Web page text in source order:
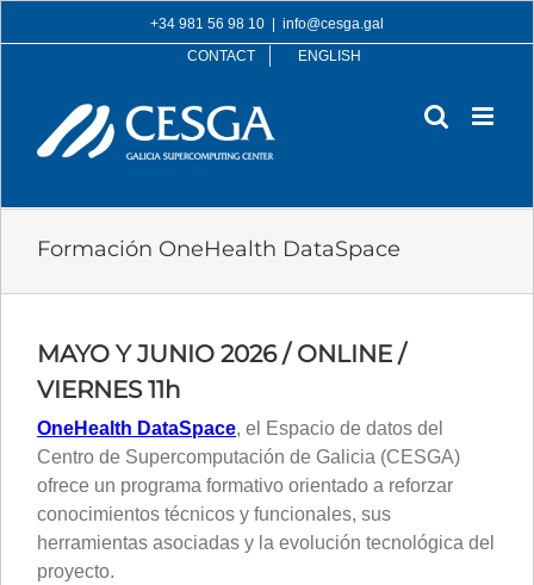
to
+34 981 56 98 10
info@cesga.gal
CONTACT
ENGLISH
Formación OneHealth DataSpace
MAYO Y JUNIO 2026 / ONLINE /
VIERNES 11h
OneHealth DataSpace, el Espacio de datos del
Centro de Supercomputación de Galicia (CESGA)
ofrece un programa formativo orientado a reforzar
conocimientos técnicos y funcionales, sus
herramientas asociadas y la evolución tecnológica del
proyecto.